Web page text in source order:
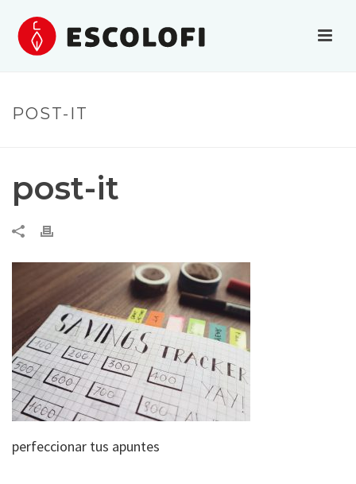
POST-IT
post-it
perfeccionar tus apuntes